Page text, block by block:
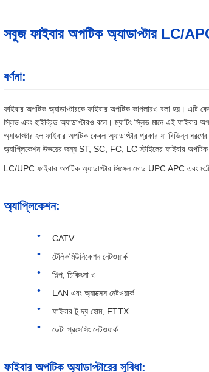
সবুজ ফাইবার অপটিক অ্যাডাপ্টার LC/
বর্ণনা:
ফাইবার অপটিক অ্যাডাপ্টারকে ফাইবার অপটিক কাপলারও বলা হয়। এটি
স্লিভ এবং হাইব্রিড অ্যাডাপ্টারও বলে। ম্যাটিং স্লিভ মানে এই
অ্যাডাপ্টার হল ফাইবার অপটিক কেবল অ্যাডাপ্টার প্রকার যা বিভিন্ন
অ্যাপ্লিকেশন উভয়ের জন্য ST, SC, FC, LC স্টাইলের ফাইবার অপটিক
LC/UPC ফাইবার অপটিক অ্যাডাপ্টার সিঙ্গেল মোড UPC APC এবং
অ্যাপ্লিকেশন:
CATV
টেলিকমিউনিকেশন নেটওয়ার্ক
শিল্প, চিকিৎসা ও
LAN এবং অ্যাক্সেস নেটওয়ার্ক
ফাইবার টু দ্য হোম, FTTX
ডেটা প্রসেসিং নেটওয়ার্ক
ফাইবার অপটিক অ্যাডাপ্টারের সুবিধা: